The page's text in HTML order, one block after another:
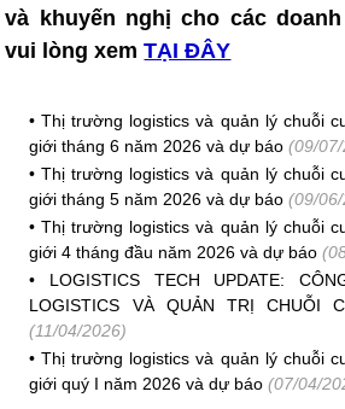
và khuyến nghị cho các
vui lòng xemTẠI ĐÂY
•Thị trường logistics và quản lý chuỗi
giới tháng 6 năm 2026 và dự báo (09/
•Thị trường logistics và quản lý chuỗi
giới tháng 5 năm 2026 và dự báo (09/
•Thị trường logistics và quản lý chuỗi
giới 4 tháng đầu năm 2026 và dự báo
• LOGISTICS TECH UPDATE:
LOGISTICS VÀ QUẢN TRỊ CHUỖI
(11/04/2026)
•Thị trường logistics và quản lý chuỗi
giới quý I năm 2026 và dự báo (07/04/